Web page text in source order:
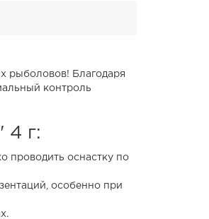
рыболовов! Благодаря
контроль
4 г:
проводить оснастку по
особенно при